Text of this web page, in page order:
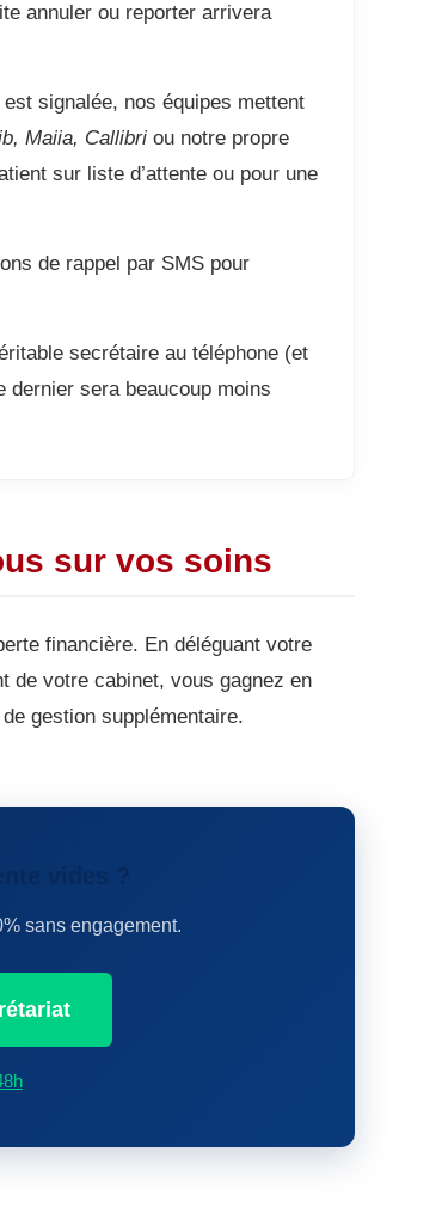
annuler ou reporter arrivera
est signalée, nos équipes mettent
Maiia, Callibri ou notre propre
sur liste d’attente ou pour une
de rappel par SMS pour
secrétaire au téléphone (et
dernier sera beaucoup moins
sur vos soins
financière. En déléguant votre
de votre cabinet, vous gagnez en
gestion supplémentaire.
sans engagement.